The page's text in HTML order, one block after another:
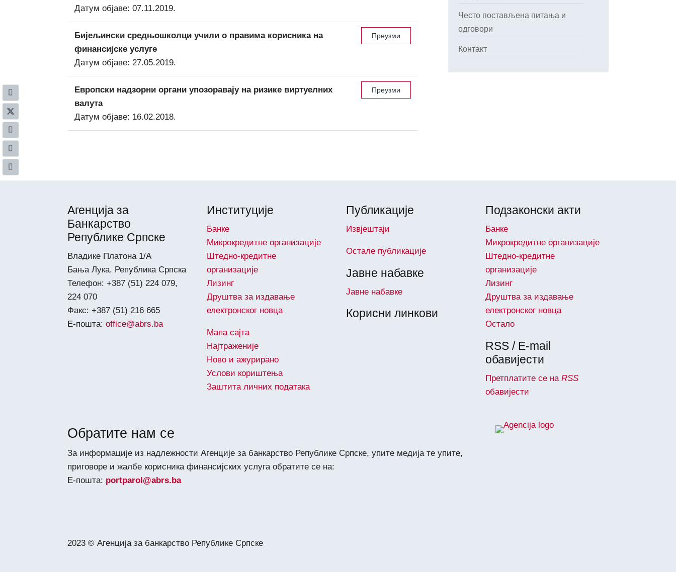
Датум објаве: 07.11.2019.
Биjeљински срeдњoшкoлци учили o прaвимa кoрисникa нa
финaнсиjскe услугe
Датум објаве: 27.05.2019.
Преузми
Европски надзорни органи упозоравају на ризике виртуелних
валута
Датум објаве: 16.02.2018.
Преузми
Често постављена питања и
одговори
Контакт
Агенција за
Банкарство
Републике Српске
Владике Платона 1/А
Бања Лука, Република Српска
Телефон: +387 (51) 224 079,
224 070
Факс: +387 (51) 216 665
Е-пошта:office@abrs.ba
Институције
Банке
Микрокредитне организације
Штедно-кредитне
организације
Лизинг
Друштва за издавање
електронског новца
Мапа сајта
Најтраженије
Ново и ажурирано
Услови кориштењa
Заштита личних података
Публикације
Извјештаји
Остале публикације
Јавне набавке
Јавне набавке
Корисни линкови
Подзаконски акти
Банке
Микрокредитне организације
Штедно-кредитне
организације
Лизинг
Друштва за издавање
електронског новца
Остало
RSS / E-mail
обавијести
Претплатите се на RSS
обавијести
Обратите нам се
За информације из надлежности Агенције за банкарство Републике Српске, упите медија те упите,
приговоре и жалбе корисника финансијских услуга обратите се на:
Е-пошта: portparol@abrs.ba
2023 © Агенција за банкарство Републике Српске